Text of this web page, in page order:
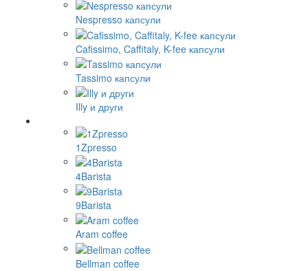
Nespresso капсули
Cafissimo, Caffitaly, K-fee капсули
Tassimo капсули
Illy и други
1Zpresso
4Barista
9Barista
Aram coffee
Bellman coffee